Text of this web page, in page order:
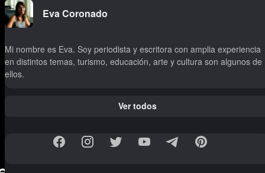
Eva Coronado
Mi nombre es Eva. Soy periodista y escritora con amplia experiencia
en distintos temas, turismo, educación, arte y cultura son algunos de
ellos.
Ver todos